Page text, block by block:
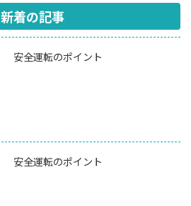
新着の記事
安全運転のポイント
安全運転のポイント